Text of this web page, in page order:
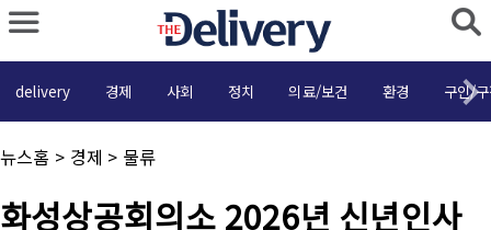
delivery 경제 사회 정치 의료/보건 환경 구인/
채
널
:
뉴스홈 > 경제 > 물류
기
사
화성상공회의소 2026년 신년인사